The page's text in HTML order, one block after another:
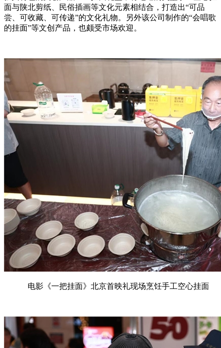
面与陕北剪纸、民俗插画等文化元素相结合，打造出“可品
尝、可收藏、可传递”的文化礼物。另外该公司制作的“会唱歌
的挂面”等文创产品，也颇受市场欢迎。
电影《一把挂面》北京首映礼现场烹饪手工空心挂面